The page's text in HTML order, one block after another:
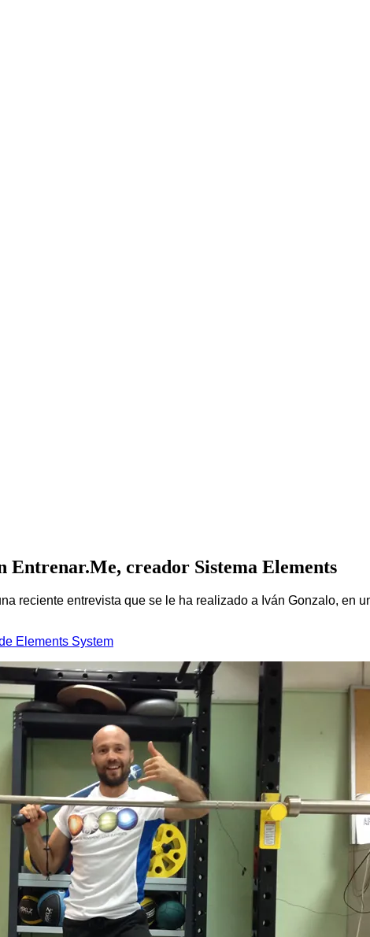
Entrenar.Me, creador Sistema Elements
reciente entrevista que se le ha realizado a Iván Gonzalo, en
Elements System